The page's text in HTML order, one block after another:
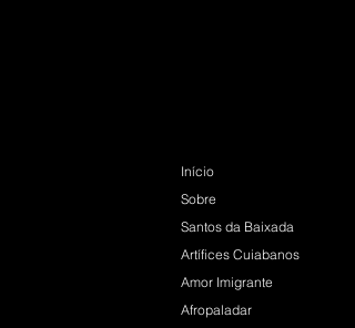
Início
Sobre
Santos da Baixada
Artífices Cuiabanos
Amor Imigrante
Afropaladar